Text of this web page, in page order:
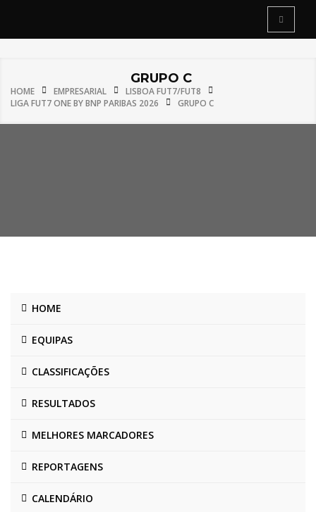
GRUPO C
HOME EMPRESARIAL
LISBOA FUT7/FUT8
LIGA FUT7 ONE BY BNP PARIBAS 2026
GRUPO C
HOME
EQUIPAS
CLASSIFICAÇÕES
RESULTADOS
MELHORES MARCADORES
REPORTAGENS
CALENDÁRIO